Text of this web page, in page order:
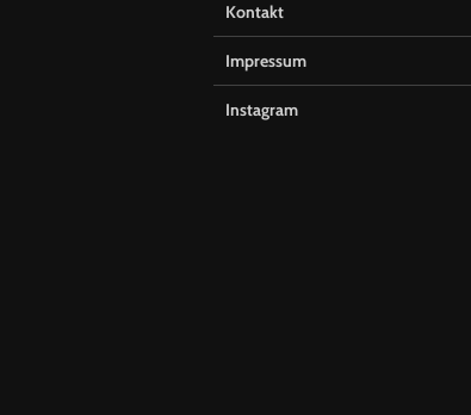
Kontakt
Impressum
Instagram